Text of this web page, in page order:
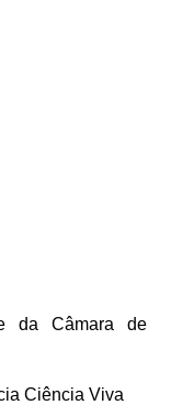
da Câmara de
Ciência Viva